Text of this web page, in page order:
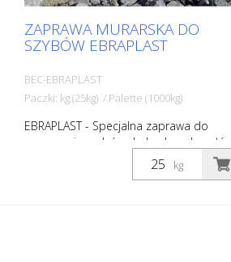
ZAPRAWA MURARSKA DO
SZYBÓW EBRAPLAST
BEC-EBRAPLAST
Paczki: kg (25kg) / Palette (1000kg)
EBRAPLAST - Specjalna zaprawa do
murowania szybów do budowy
szybkich napraw gotowa do użycia sucha
mieszanka o uziarnieniu 0-2 i krótkim
kg